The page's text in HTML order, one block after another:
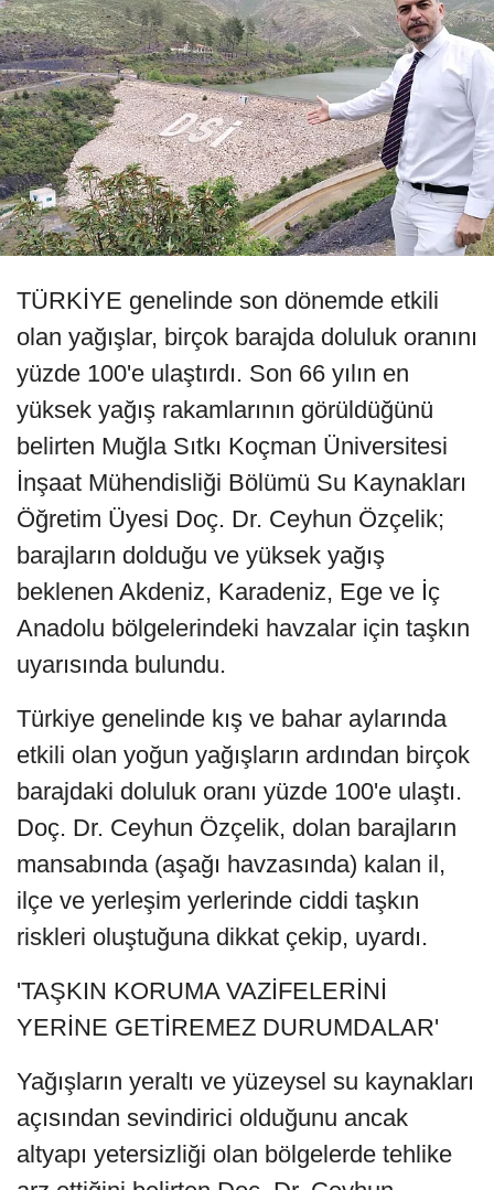
TÜRKİYE genelinde son dönemde etkili
olan yağışlar, birçok barajda doluluk oranını
yüzde 100'e ulaştırdı. Son 66 yılın en
yüksek yağış rakamlarının görüldüğünü
belirten Muğla Sıtkı Koçman Üniversitesi
İnşaat Mühendisliği Bölümü Su Kaynakları
Öğretim Üyesi Doç. Dr. Ceyhun Özçelik;
barajların dolduğu ve yüksek yağış
beklenen Akdeniz, Karadeniz, Ege ve İç
Anadolu bölgelerindeki havzalar için taşkın
uyarısında bulundu.
Türkiye genelinde kış ve bahar aylarında
etkili olan yoğun yağışların ardından birçok
barajdaki doluluk oranı yüzde 100'e ulaştı.
Doç. Dr. Ceyhun Özçelik, dolan barajların
mansabında (aşağı havzasında) kalan il,
ilçe ve yerleşim yerlerinde ciddi taşkın
riskleri oluştuğuna dikkat çekip, uyardı.
'TAŞKIN KORUMA VAZİFELERİNİ
YERİNE GETİREMEZ DURUMDALAR'
Yağışların yeraltı ve yüzeysel su kaynakları
açısından sevindirici olduğunu ancak
altyapı yetersizliği olan bölgelerde tehlike